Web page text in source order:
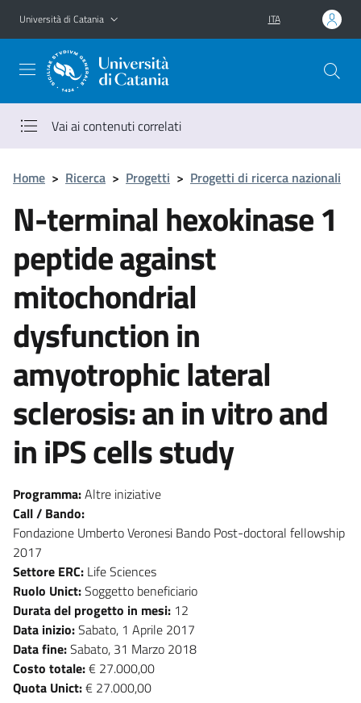
Vai al contenuto principale
Vai al menu di navigazione
Università di Catania ITA
Vai ai contenuti correlati
Home > Ricerca > Progetti > Progetti di ricerca nazionali
N-terminal hexokinase 1
peptide against
mitochondrial
dysfunction in
amyotrophic lateral
sclerosis: an in vitro and
in iPS cells study
Programma:Altre iniziative
Call / Bando:
Fondazione Umberto Veronesi Bando Post-doctoral fellowship
2017
Settore ERC: Life Sciences
Ruolo Unict:Soggetto beneficiario
Durata del progetto in mesi: 12
Data inizio:Sabato, 1 Aprile 2017
Data fine:Sabato, 31 Marzo 2018
Costo totale:€ 27.000,00
Quota Unict:€ 27.000,00